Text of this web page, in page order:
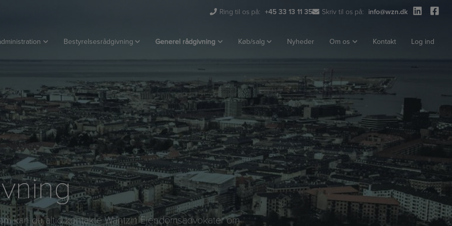
Ring til os på: +45 33 13 11 35 Skriv til os på: info@wzn.dk
Bestyrelsesrådgivning Generel rådgivning Køb/salg Nyheder Om os Kontakt Log ind
kan du altid kontakte Wantzin Ejendomsadvokater om